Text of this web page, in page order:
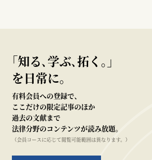
｢知る､学ぶ､拓く｡｣
を日常に。
有料会員への登録で、
ここだけの限定記事のほか
過去の文献まで
法律分野のコンテンツが読み放題。
（会員コースに応じて閲覧可能範囲は異なります。）